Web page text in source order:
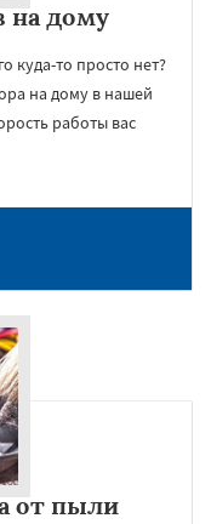
на дому
куда-то просто нет?
на дому в нашей
работы вас
от пыли